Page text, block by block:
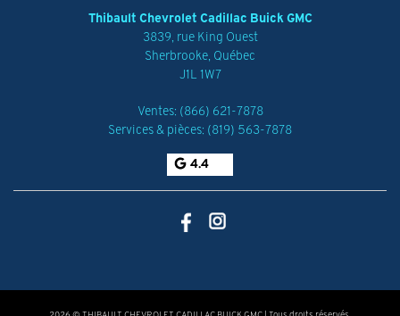
Thibault Chevrolet Cadillac Buick GMC
3839, rue King Ouest
Sherbrooke, Québec
J1L 1W7
Ventes: (866) 621-7878
Services & pièces: (819) 563-7878
4.4